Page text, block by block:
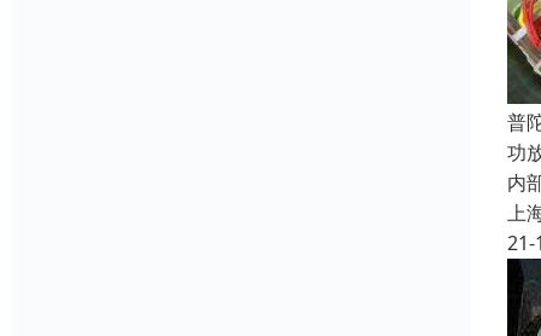
普
功
内
上
21-